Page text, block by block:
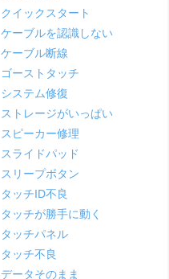
クイックスタート
ケーブルを認識しない
ケーブル断線
ゴーストタッチ
システム修復
ストレージがいっぱい
スピーカー修理
スライドパッド
スリープボタン
タッチID不良
タッチが勝手に動く
タッチパネル
タッチ不良
データそのまま